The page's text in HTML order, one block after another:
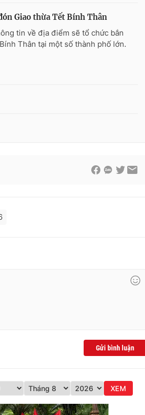
Giao thừa Tết Bính Thân
tin về địa điểm sẽ tổ chức bắn
Thân tại một số thành phố lớn.
Gửi bình luận
XEM